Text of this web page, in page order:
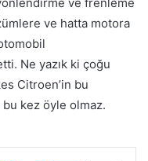
ve hatta motora
Ne yazık ki çoğu
Citroen’in bu
bu kez öyle olmaz.